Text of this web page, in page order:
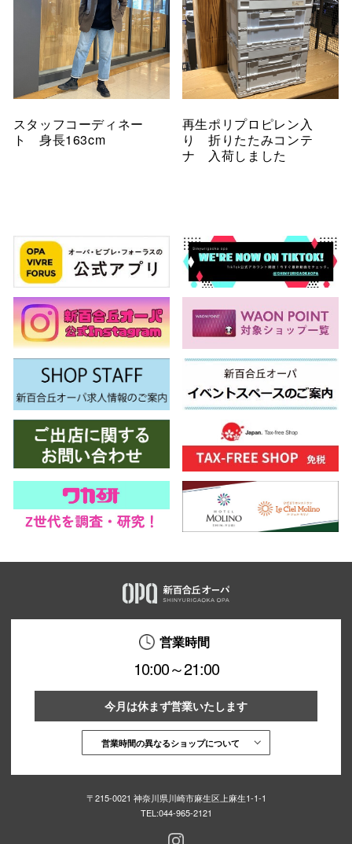
スタッフコーディネー
ト 身長163cm
再生ポリプロピレン入
り 折りたたみコンテ
ナ 入荷しました
営業時間
10:00～21:00
今月は休まず営業いたします
営業時間の異なるショップについて
〒215-0021 神奈川県川崎市麻生区上麻生1-1-1
TEL:044-965-2121